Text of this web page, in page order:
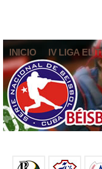
INICIO IV LIGA